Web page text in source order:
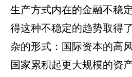
生产方式内在的金融不稳
得这种不稳定的趋势取得
杂的形式：国际资本的高
国家累积起更大规模的资